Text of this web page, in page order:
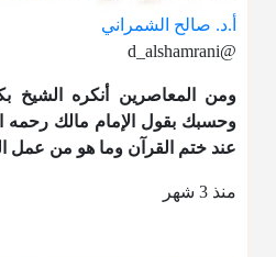
أ.د. صالح الشمراني
@d_alshamrani
ومن المعاصرين أنكره الشيخ
وحسبك بقول الإمام مالك رحمه
عند ختم القرآن وما هو من عمل
منذ 3 شهر